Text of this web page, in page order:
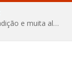
Afuá comemora 136 anos com orgulho, tradição e muita alegria na Quadra Dr. Nelson Salomão